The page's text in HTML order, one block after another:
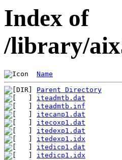
Index of
/library/
Name
Parent Directory
iteadmtb.dat
iteadmtb.inf
itecanp1.dat
itecoxp1.dat
itedexp1.dat
itedexp1.idx
itedicp1.dat
itedicp1.idx